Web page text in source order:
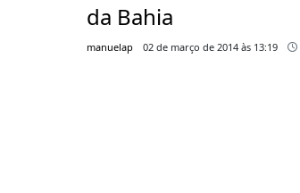
da Bahia
manuelap 02 de março de 2014 às 13:19